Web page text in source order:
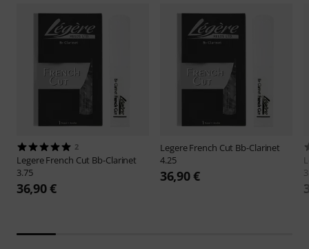
2
LegereFrench Cut Bb-Clarinet
3.75
36,90 €
LegereFrench Cut Bb-Clarinet
4.25
36,90 €